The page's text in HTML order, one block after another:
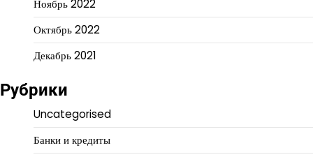
Ноябрь 2022
Октябрь 2022
Декабрь 2021
Рубрики
Uncategorised
Банки и кредиты